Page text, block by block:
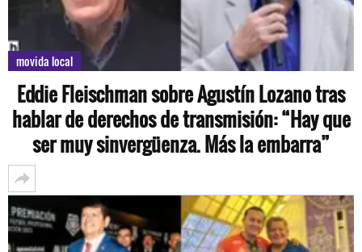
movida local
Eddie Fleischman sobre Agustín Lozano tras
hablar de derechos de transmisión: “Hay que
ser muy sinvergüenza. Más la embarra”